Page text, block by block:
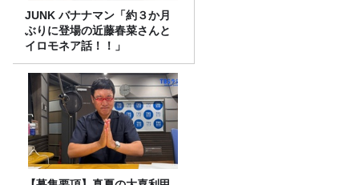
JUNK バナナマン「約３か月
ぶりに登場の近藤春菜さんと
イロモネア話！！」